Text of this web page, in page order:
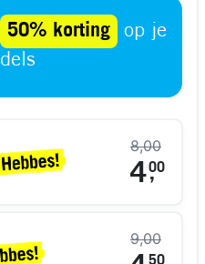
50% korting
op je
8,00
4,
00
9,00
50